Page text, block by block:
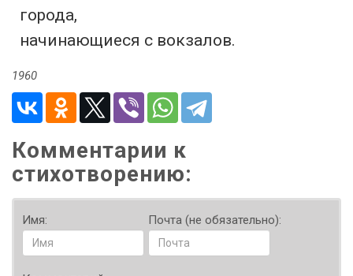
города,
начинающиеся с вокзалов.
1960
Комментарии к
стихотворению:
Имя: Почта (не обязательно):